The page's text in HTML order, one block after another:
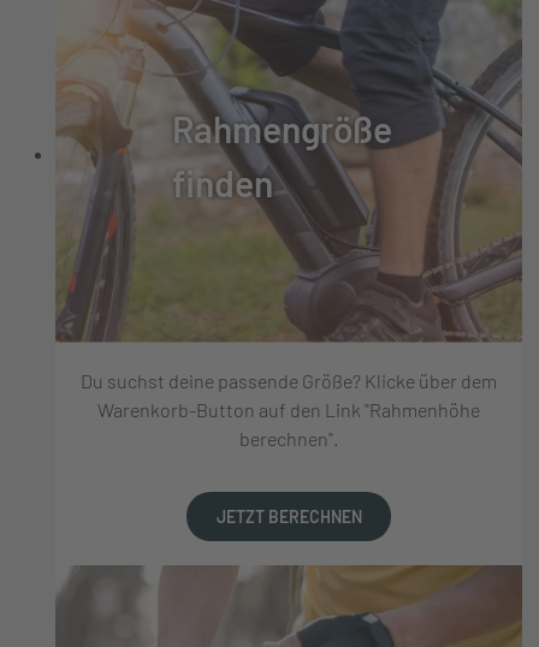
Rahmengröße
finden
Du suchst deine passende Größe? Klicke über dem
Warenkorb-Button auf den Link "Rahmenhöhe
berechnen".
JETZT BERECHNEN